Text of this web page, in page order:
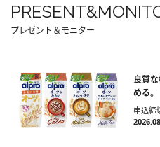
プレゼント＆モニター
良質
める
申込締